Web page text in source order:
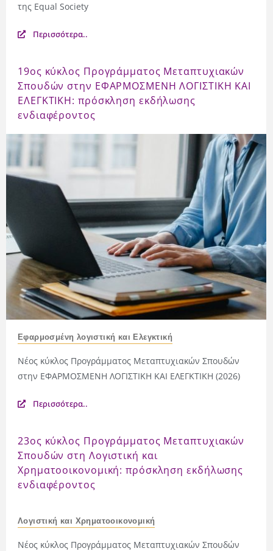
της Equal Society
Περισσότερα..
19ος κύκλος Προγράμματος Μεταπτυχιακών
Σπουδών στην ΕΦΑΡΜΟΣΜΕΝΗ ΛΟΓΙΣΤΙΚΗ ΚΑΙ
ΕΛΕΓΚΤΙΚΗ: πρόσκληση εκδήλωσης
ενδιαφέροντος
Εφαρμοσμένη λογιστική και Ελεγκτική
Νέος κύκλος Προγράμματος Μεταπτυχιακών Σπουδών
στην ΕΦΑΡΜΟΣΜΕΝΗ ΛΟΓΙΣΤΙΚΗ ΚΑΙ ΕΛΕΓΚΤΙΚΗ (2026)
Περισσότερα..
23ος κύκλος Προγράμματος Μεταπτυχιακών
Σπουδών στη Λογιστική και
Χρηματοοικονομική: πρόσκληση εκδήλωσης
ενδιαφέροντος
Λογιστική και Χρηματοοικονομική
Νέος κύκλος Προγράμματος Μεταπτυχιακών Σπουδών